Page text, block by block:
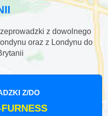
z dowolnego
oraz z Londynu do
Z/DO